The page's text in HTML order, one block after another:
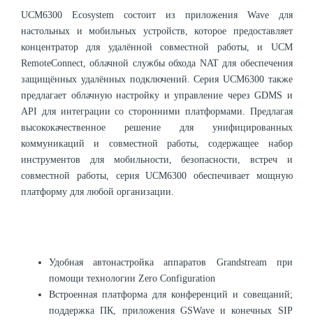
UCM6300 Ecosystem состоит из приложения Wave для
настольных и мобильных устройств, которое предоставляет
концентратор для удалённой совместной работы, и UCM
RemoteConnect, облачной службы обхода NAT для обеспечения
защищённых удалённых подключений. Серия UCM6300 также
предлагает облачную настройку и управление через GDMS и
API для интеграции со сторонними платформами. Предлагая
высококачественное решение для унифицированных
коммуникаций и совместной работы, содержащее набор
инструментов для мобильности, безопасности, встреч и
совместной работы, серия UCM6300 обеспечивает мощную
платформу для любой организации.
Удобная автонастройка аппаратов Grandstream при
помощи технологии Zero Configuration
Встроенная платформа для конференций и совещаний;
поддержка ПК, приложения GSWave и конечных SIP